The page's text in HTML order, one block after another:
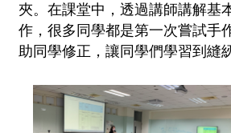
夾。在課堂中，透過講師講解基
作，很多同學都是第一次嘗試手
助同學修正，讓同學們學習到縫